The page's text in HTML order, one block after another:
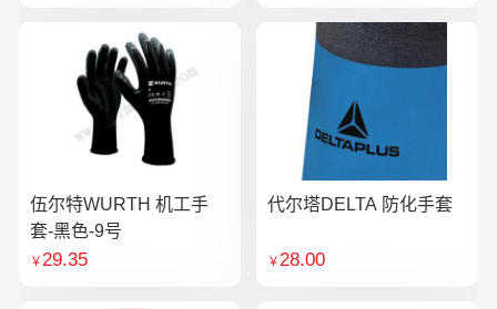
伍尔特WURTH 机工手
套-黑色-9号
￥29.35
代尔塔DELTA 防化手套
￥28.00